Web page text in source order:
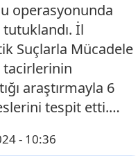
operasyonunda
İl
Suçlarla Mücadele
tacirlerinin
araştırmayla 6
tespit etti.…
- 10:36